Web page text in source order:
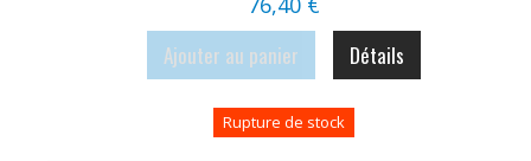
Ajouter au panier Détails
Rupture de stock